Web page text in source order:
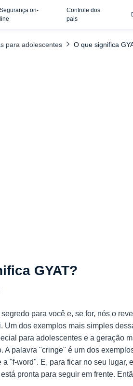
Segurança on-
line
Controle dos
pais
para adolescentes O que significa
GYAT?
para você e, se for, nós o
Um dos exemplos mais simples
para adolescentes e a geração
A palavra "cringe" é um dos
"f-word". E, para ficar no seu lugar,
pronta para seguir em frente.